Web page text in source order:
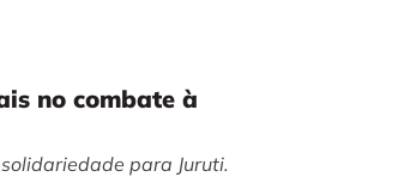
no combate à
para Juruti.